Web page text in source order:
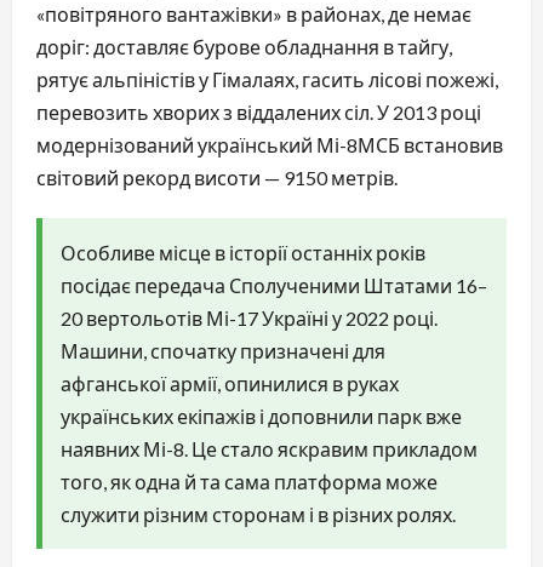
«повітряного вантажівки» в районах, де немає
доріг: доставляє бурове обладнання в тайгу,
рятує альпіністів у Гімалаях, гасить лісові пожежі,
перевозить хворих з віддалених сіл. У 2013 році
модернізований український Мі-8МСБ встановив
світовий рекорд висоти — 9150 метрів.
Особливе місце в історії останніх років
посідає передача Сполученими Штатами 16–
20 вертольотів Мі-17 Україні у 2022 році.
Машини, спочатку призначені для
афганської армії, опинилися в руках
українських екіпажів і доповнили парк вже
наявних Мі-8. Це стало яскравим прикладом
того, як одна й та сама платформа може
служити різним сторонам і в різних ролях.